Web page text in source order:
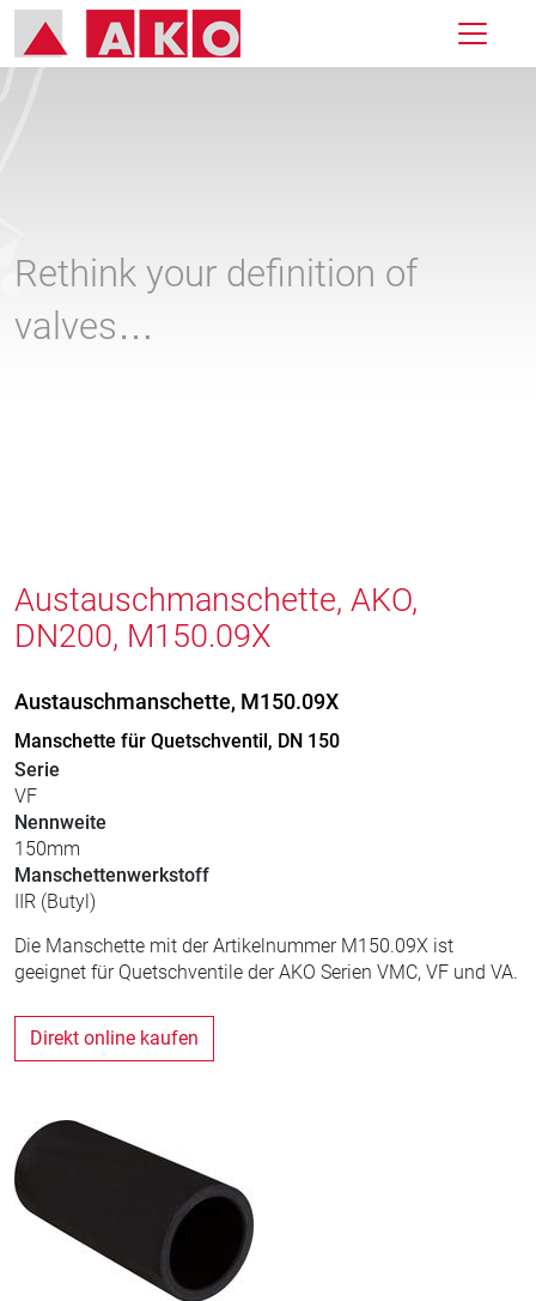
Rethink your definition of
valves…
Austauschmanschette, AKO,
DN200, M150.09X
Austauschmanschette, M150.09X
Manschette für Quetschventil, DN 150
Serie
VF
Nennweite
150mm
Manschettenwerkstoff
IIR (Butyl)
Die Manschette mit der Artikelnummer M150.09X ist
geeignet für Quetschventile der AKO Serien VMC, VF und VA.
Direkt online kaufen